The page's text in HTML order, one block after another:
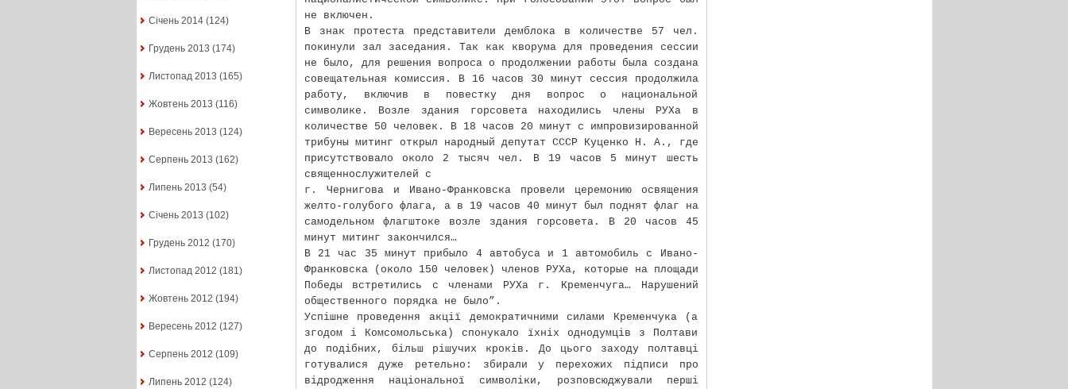
Січень 2014(124)
Грудень 2013 (174)
Листопад 2013 (165)
Жовтень 2013 (116)
Вересень 2013 (124)
Серпень 2013 (162)
Липень 2013 (54)
Січень 2013 (102)
Грудень 2012 (170)
Листопад 2012 (181)
Жовтень 2012 (194)
Вересень 2012 (127)
Серпень 2012 (109)
Липень 2012 (124)
не включен.
В знак протеста представители демблока в количестве 57 чел.
покинули зал заседания. Так как кворума для проведения сессии
не было, для решения вопроса о продолжении работы была создана
совещательная комиссия. В 16 часов 30 минут сессия продолжила
работу, включив в повестку дня вопрос о национальной
символике. Возле здания горсовета находились члены РУХа в
количестве 50 человек. В 18 часов 20 минут с импровизированной
трибуны митинг открыл народный депутат СССР Куценко Н. А., где
присутствовало около 2 тысяч чел. В 19 часов 5 минут шесть
священнослужителей с
г. Чернигова и Ивано-Франковска провели церемонию освящения
желто-голубого флага, а в 19 часов 40 минут был поднят флаг на
самодельном флагштоке возле здания горсовета. В 20 часов 45
минут митинг закончился…
В 21 час 35 минут прибыло 4 автобуса и 1 автомобиль с Ивано-
Франковска (около 150 человек) членов РУХа, которые на площади
Победы встретились с членами РУХа г. Кременчуга… Нарушений
общественного порядка не было”.
Успішне проведення акції демократичними силами Кременчука (а
згодом і Комсомольська) спонукало їхніх однодумців з Полтави
до подібних, більш рішучих кроків. До цього заходу полтавці
готувалися дуже ретельно: збирали у перехожих підписи про
відродження національної символіки, розповсюджували перші